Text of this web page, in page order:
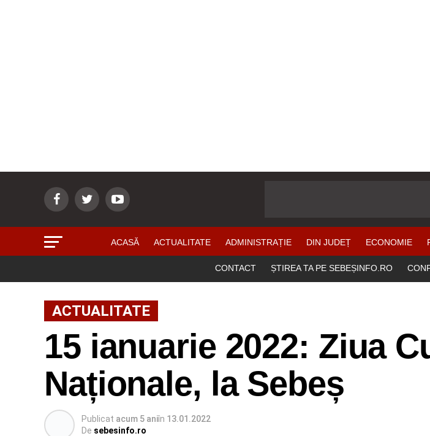
ACASĂ ACTUALITATE ADMINISTRAȚIE DIN JUDEȚ ECONOMIE
CONTACT ȘTIREA TA PE SEBEȘINFO.RO
ACTUALITATE
15 ianuarie 2022: Ziua
Naționale, la Sebeș
Publicat acum 5 aniîn 13.01.2022
De sebesinfo.ro